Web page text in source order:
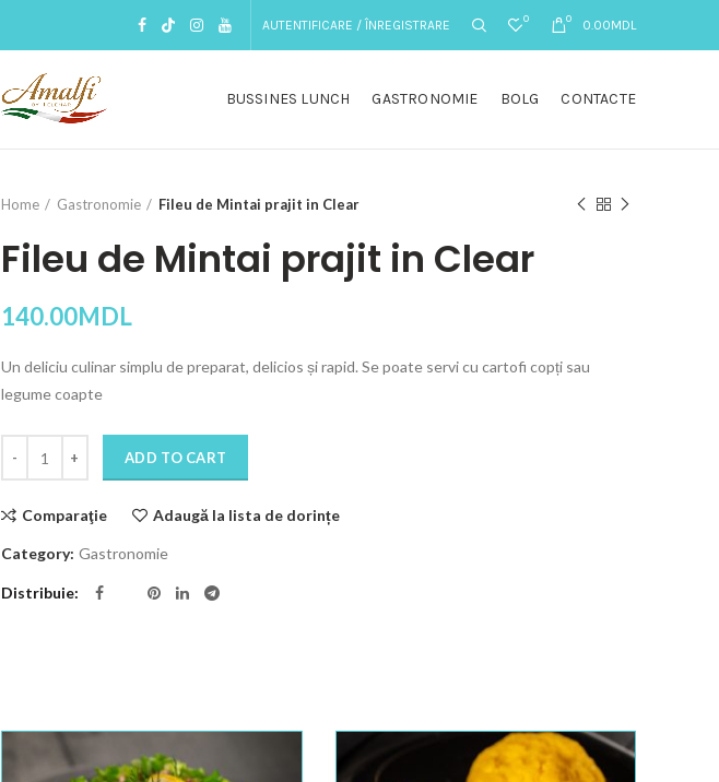
AUTENTIFICARE / ÎNREGISTRARE 0 0 0.00MDL
BUSSINES LUNCH GASTRONOMIE BOLG CONTACTE
Home Gastronomie Fileu de Mintai prajit in Clear
Fileu de Mintai prajit in Clear
140.00MDL
Un deliciu culinar simplu de preparat, delicios și rapid. Se poate servi cu cartofi copți sau
legume coapte
ADD TO CART
Comparaţie Adaugă la lista de dorințe
Category: Gastronomie
Distribuie